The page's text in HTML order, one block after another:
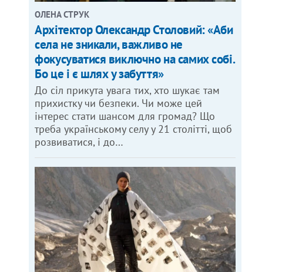
ОЛЕНА СТРУК
Архітектор Олександр Столовий: «Аби
села не зникали, важливо не
фокусуватися виключно на самих собі.
Бо це і є шлях у забуття»
До сіл прикута увага тих, хто шукає там
прихистку чи безпеки. Чи може цей
інтерес стати шансом для громад? Що
треба українському селу у 21 столітті, щоб
розвиватися, і до…